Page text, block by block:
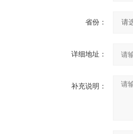
省份：
详细地址：
补充说明：